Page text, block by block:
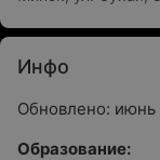
Инфо
Обновлено: июнь
Образование: